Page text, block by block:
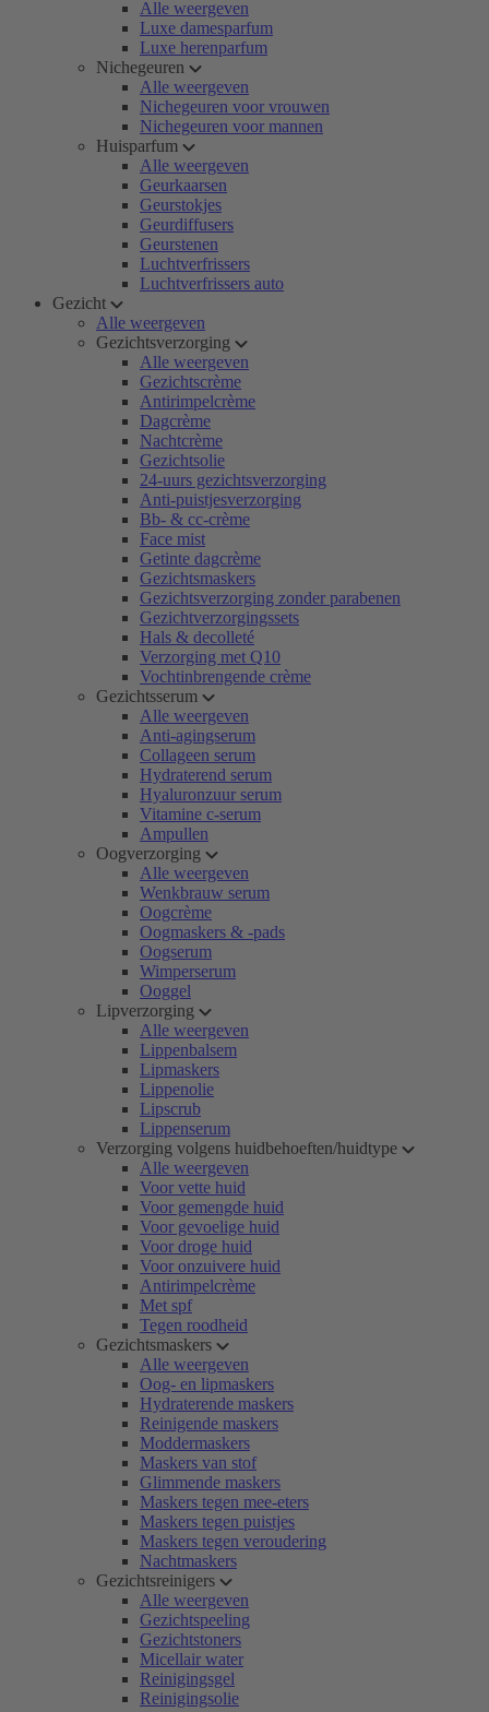
Alle weergeven
Luxe damesparfum
Luxe herenparfum
Nichegeuren
Alle weergeven
Nichegeuren voor vrouwen
Nichegeuren voor mannen
Huisparfum
Alle weergeven
Geurkaarsen
Geurstokjes
Geurdiffusers
Geurstenen
Luchtverfrissers
Luchtverfrissers auto
Gezicht
Alle weergeven
Gezichtsverzorging
Alle weergeven
Gezichtscrème
Antirimpelcrème
Dagcrème
Nachtcrème
Gezichtsolie
24-uurs gezichtsverzorging
Anti-puistjesverzorging
Bb- & cc-crème
Face mist
Getinte dagcrème
Gezichtsmaskers
Gezichtsverzorging zonder parabenen
Gezichtverzorgingssets
Hals & decolleté
Verzorging met Q10
Vochtinbrengende crème
Gezichtsserum
Alle weergeven
Anti-agingserum
Collageen serum
Hydraterend serum
Hyaluronzuur serum
Vitamine c-serum
Ampullen
Oogverzorging
Alle weergeven
Wenkbrauw serum
Oogcrème
Oogmaskers & -pads
Oogserum
Wimperserum
Ooggel
Lipverzorging
Alle weergeven
Lippenbalsem
Lipmaskers
Lippenolie
Lipscrub
Lippenserum
Verzorging volgens huidbehoeften/huidtype
Alle weergeven
Voor vette huid
Voor gemengde huid
Voor gevoelige huid
Voor droge huid
Voor onzuivere huid
Antirimpelcrème
Met spf
Tegen roodheid
Gezichtsmaskers
Alle weergeven
Oog- en lipmaskers
Hydraterende maskers
Reinigende maskers
Moddermaskers
Maskers van stof
Glimmende maskers
Maskers tegen mee-eters
Maskers tegen puistjes
Maskers tegen veroudering
Nachtmaskers
Gezichtsreinigers
Alle weergeven
Gezichtspeeling
Gezichtstoners
Micellair water
Reinigingsgel
Reinigingsolie